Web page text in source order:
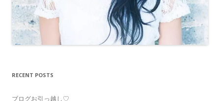
RECENT POSTS
ブログお引っ越し♡